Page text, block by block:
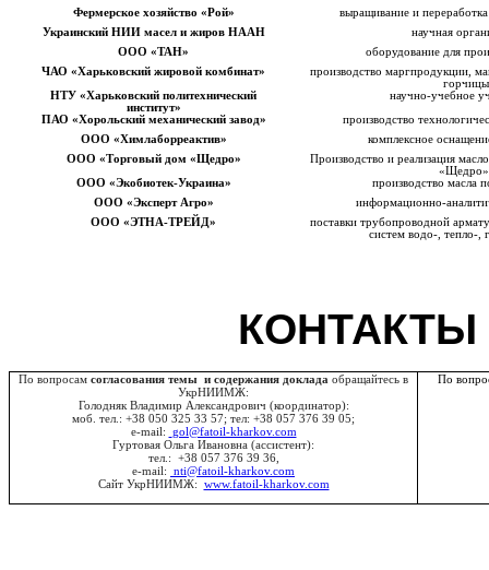
Фермерское хозяйство «Рой»
выращивание и
Украинский НИИ масел и жиров НААН
научная
ООО «ТАН»
оборудование для
ЧАО «Харьковский жировой комбинат»
производство маргпродукции,
горчицы
НТУ «Харьковский политехнический
институт»
научно-учебное
ПАО «Хорольский механический завод»
производство
ООО «Химлаборреактив»
комплексное
ООО «Торговый дом «Щедро»
Производство и реализация
ООО «Экобиотек-Украина»
производство масла
ООО «Эксперт Агро»
информационно-
ООО «ЭТНА-ТРЕЙД»
поставки трубопроводной
систем водо-, тепло-,
По вопросам согласования темы и содержания доклада обращайтесь в
УкрНИИМЖ:
Голодняк Владимир Александрович (координатор):
моб. тел.: +38 050 325 33 57; тел: +38 057 376 39 05;
e-mail: gol@fatoil-kharkov.com
Гуртовая Ольга Ивановна (ассистент):
тел.: +38 057 376 39 36,
e-mail: nti@fatoil-kharkov.com
Сайт УкрНИИМЖ: www.fatoil-kharkov.com
По